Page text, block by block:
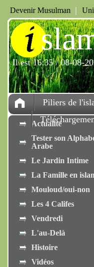
Devenir Musulman |
i
Il est 16:35 / 08-08-
Piliers de
Actualité
Tester son
Arabe
Le Jardin Intime
La Famille en
Mouloud/oui-non
Les 4 Califes
Vendredi
L'au-Delà
Histoire
Vidéos